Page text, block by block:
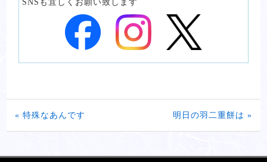
SNSも宜しくお願い致します
« 特殊なあんです 明日の羽二重餅は »